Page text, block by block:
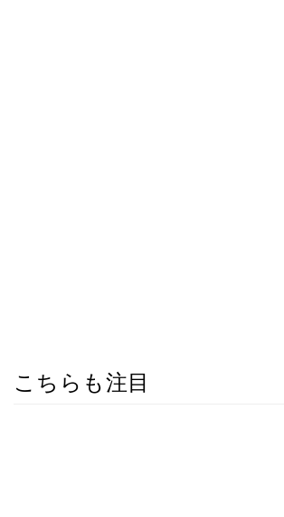
こちらも注目